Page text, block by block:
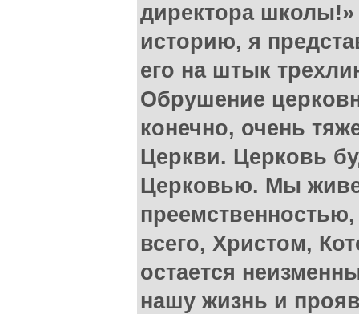
директора
историю, я
его на штык
Обрушение
конечно, очень
Церкви. Церковь
Церковью. Мы
всего, Христом,
остается
нашу жизнь и